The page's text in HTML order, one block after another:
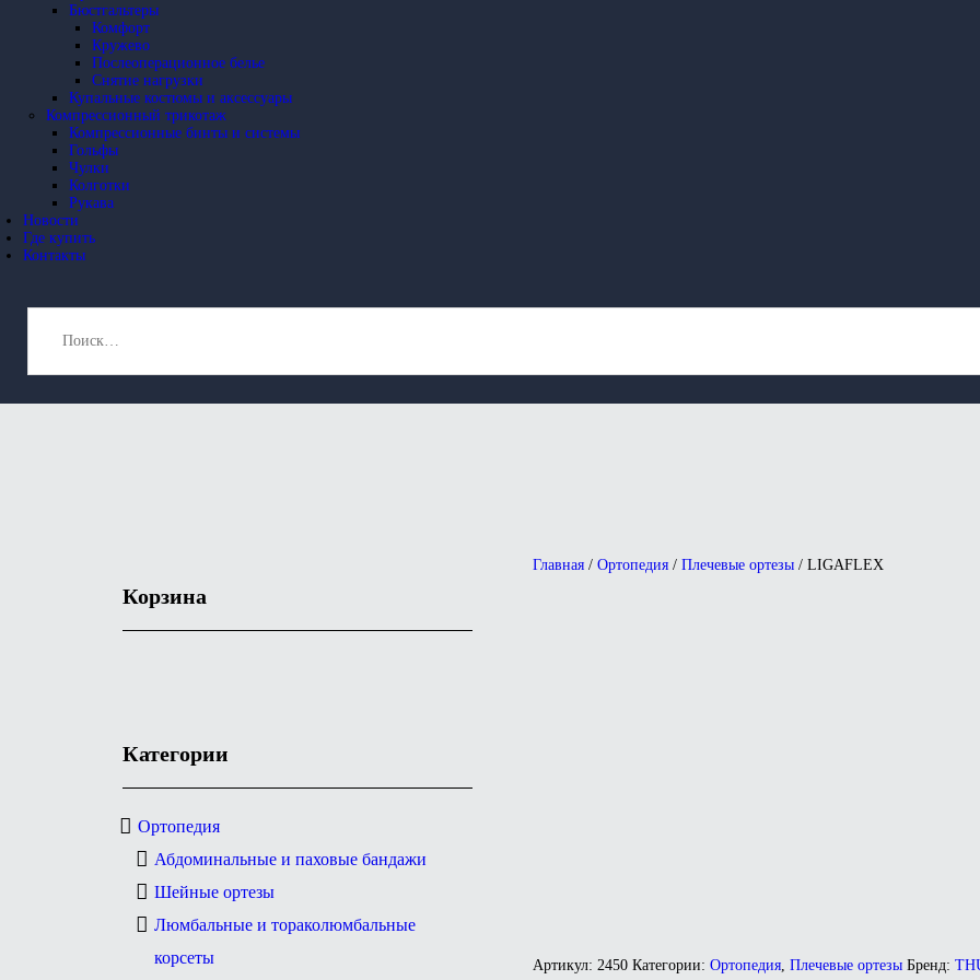
Бюстгальтеры
Комфорт
Кружево
Послеоперационное белье
Снятие нагрузки
Купальные костюмы и аксессуары
Компрессионный трикотаж
Компрессионные бинты и системы
Гольфы
Чулки
Колготки
Рукава
Новости
Где купить
Контакты
Главная / Ортопедия / Плечевые ортезы / LIGAFLEX
Артикул: 2450 Категории: Ортопедия Плечевые ортезы Бренд:
Корзина
Категории
Ортопедия
Абдоминальные и паховые бандажи
Шейные ортезы
Люмбальные и тораколюмбальные
корсеты